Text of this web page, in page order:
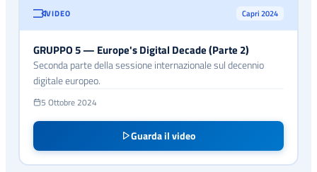
VIDEO Capri 2024
GRUPPO 5 — Europe's Digital Decade (Parte 2)
Seconda parte della sessione internazionale sul decennio
digitale europeo.
5 Ottobre 2024
Guarda il video